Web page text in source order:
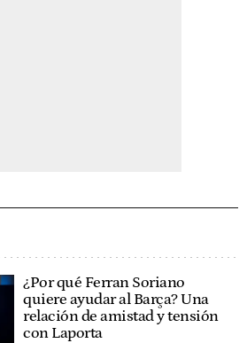
¿Por qué Ferran Soriano
quiere ayudar al Barça? Una
relación de amistad y tensión
con Laporta